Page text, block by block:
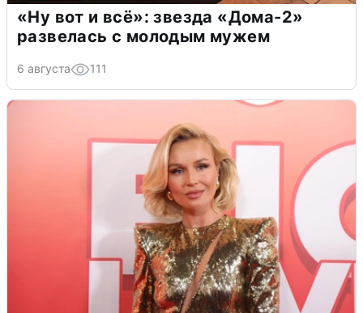
«Ну вот и всё»: звезда «Дома-2»
развелась с молодым мужем
6 августа 111